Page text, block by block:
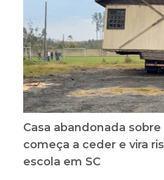
Casa abandonada
começa a ceder e vira
escola em SC